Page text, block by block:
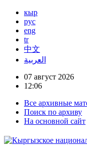
кыр
рус
eng
tr
中文
العربية
07 август 2026
12:06
Все архивные
Поиск по архиву
На основной сайт